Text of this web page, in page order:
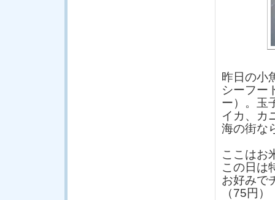
昨日の小
シーフー
ー）。玉
イカ、カ
海の街な
ここはお
この日は
お好みで
（75円）